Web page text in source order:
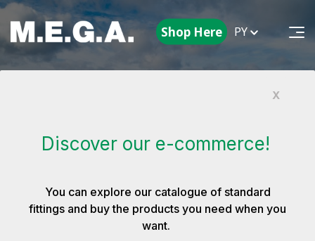
Shop Here PY
электростанции
X
Discover our e-commerce!
You can explore our catalogue of standard
fittings and buy the products you need when you
want.